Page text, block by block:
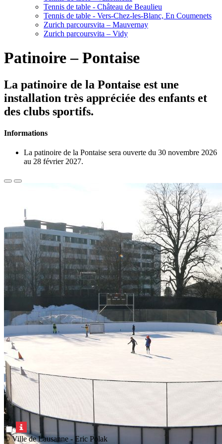
Tennis de table - Château de Beaulieu
Tennis de table - Vers-Chez-les-Blanc, En Coumenets
Zurich parcoursvita – Mauvernay
Zurich parcoursvita – Vidy
Patinoire – Pontaise
La patinoire de la Pontaise est une
installation très appréciée des enfants et
des clubs sportifs.
Informations
La patinoire de la Pontaise sera ouverte du 30 novembre 2026
au 28 février 2027.
© Ville de Lausanne - Eric Polak